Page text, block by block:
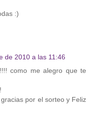
:)
de 2010 a las 11:46
como me alegro que te
por el sorteo y Feliz